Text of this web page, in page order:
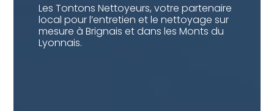
Les Tontons Nettoyeurs, votre partenaire
local pour l’entretien et le nettoyage sur
mesure à Brignais et dans les Monts du
Lyonnais.